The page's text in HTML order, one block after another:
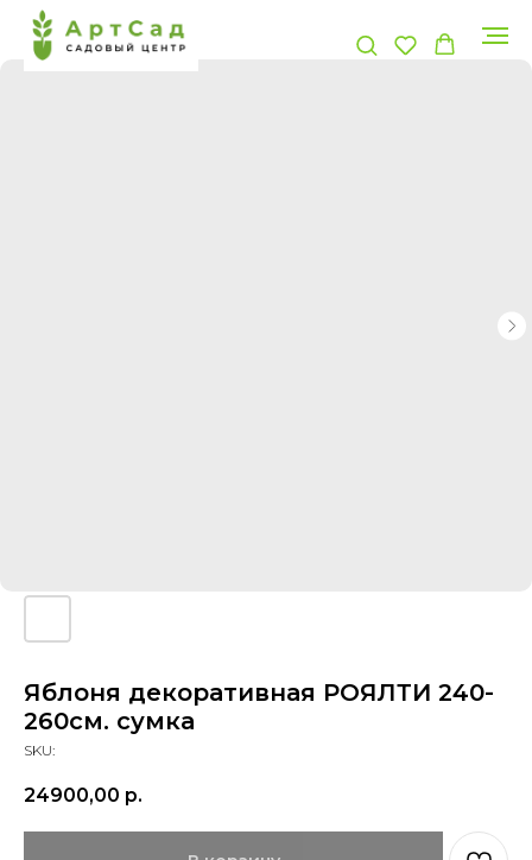
Яблоня декоративная РОЯЛТИ 240-
260см. сумка
SKU:
24900,00 р.